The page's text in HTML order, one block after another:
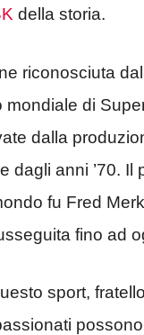
della storia.
riconosciuta
mondiale di
dalla
dagli anni ’70.
fu Fred
fino ad
sport,